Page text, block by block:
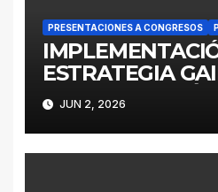
PRESENTACIONES A CONGRESOS
ESTRATEGIA
LA CONTENCIÓN
PRODUCTORES
JUN 2, 2026